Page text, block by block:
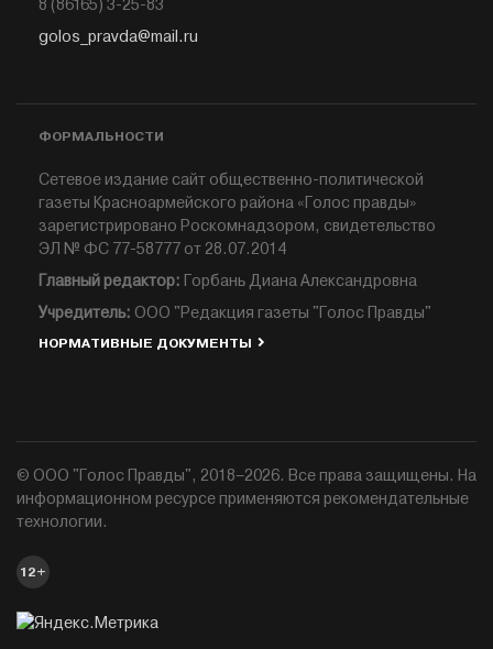
8 (86165) 3-25-83
golos_pravda@mail.ru
ФОРМАЛЬНОСТИ
Сетевое издание сайт общественно-политической
газеты Красноармейского района «Голос правды»
зарегистрировано Роскомнадзором, свидетельство
ЭЛ № ФС 77-58777 от 28.07.2014
Главный редактор: Горбань Диана Александровна
Учредитель: ООО "Редакция газеты "Голос Правды"
НОРМАТИВНЫЕ ДОКУМЕНТЫ
© ООО "Голос Правды", 2018–2026. Все права защищены. На
информационном ресурсе применяются рекомендательные
технологии.
12+